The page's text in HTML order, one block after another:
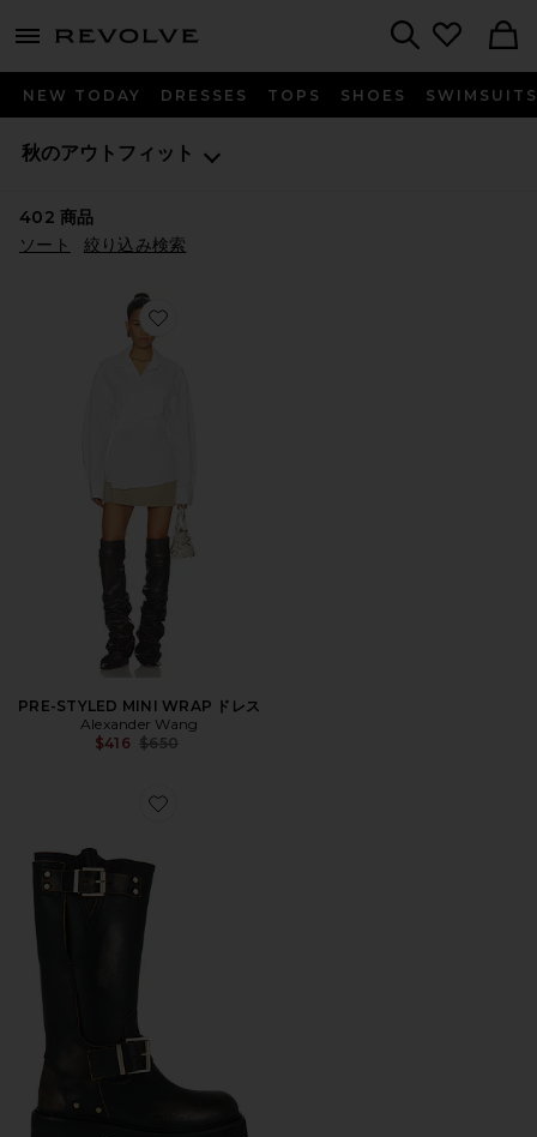
menu - shows more content
NEW TODAY DRESSES TOPS SHOES SWIMSUITS
秋のアウトフィット
402 商品
ソート
絞り込み検索
Favorite PRE-STYLED MINI WRAP ドレス
PRE-STYLED MINI WRAP ドレス
Alexander Wang
$416 Previous price:
$650
Favorite TAY バイカーブーツ